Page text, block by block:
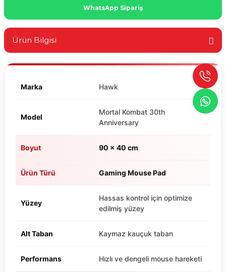
WhatsApp Sipariş
Ürün Bilgisi
Marka Hawk
Model
Mortal Kombat 30th
Anniversary
Boyut 90 x 40 cm
Ürün Türü Gaming Mouse Pad
Yüzey
Hassas kontrol için optimize
edilmiş yüzey
Alt Taban Kaymaz kauçuk taban
Performans Hızlı ve dengeli mouse hareketi